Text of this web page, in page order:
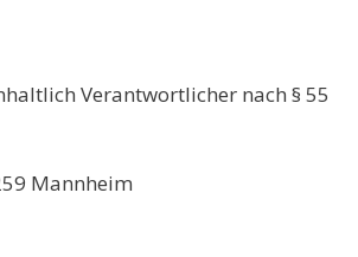
Verantwortlicher nach § 55
Mannheim